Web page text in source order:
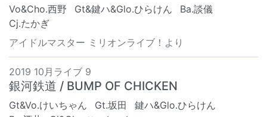
Vo&Cho.西野 Gt&鍵ハ&Glo.ひらけん
Ba.談儀
Cj.たかぎ
アイドルマスター ミリオンライブ！より
2019 10月ライブ 9
銀河鉄道 / BUMP OF CHICKEN
Gt&Vo.けいちゃん Gt.坂田
鍵ハ&Glo.ひらけん